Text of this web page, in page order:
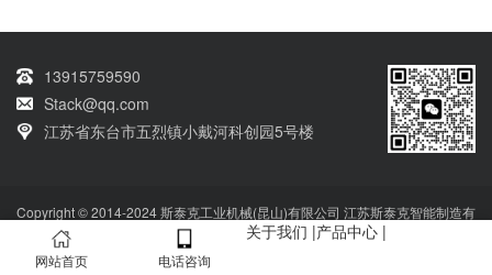
13915759590
Stack@qq.com
江苏省东台市五烈镇小戴河科创园5号楼
Copyright © 2014-2024 斯泰克工业机械(昆山)有限公司 江苏斯泰克智能制造有
限公司 版权所有
技术支持：qq670136485网站备案号：苏ICP备2022032664
网站首页
关于我们 |产品中心 |
电话咨询